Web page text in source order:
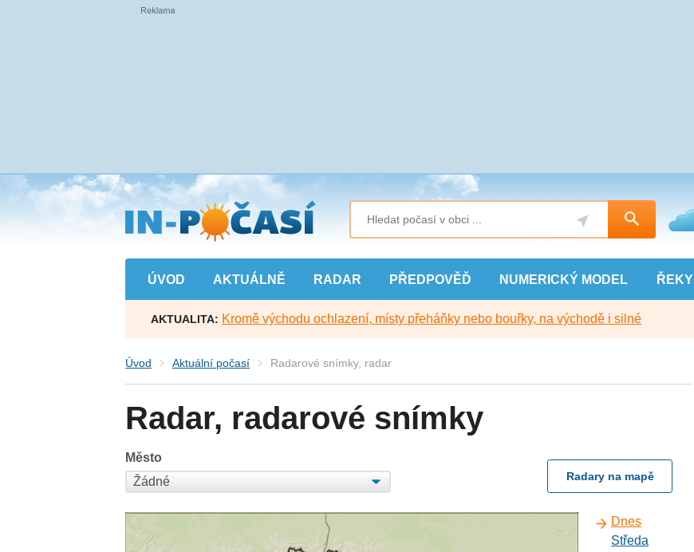
Přejít
na
hlavní
obsah
ÚVOD AKTUÁLNĚ RADAR PŘEDPOVĚĎ NUMERICKÝ MODEL ŘEKY
AKTUALITA: Kromě východu ochlazení, místy přeháňky nebo bouřky, na východě i silné
Úvod Aktuální počasí Radarové snímky, radar
Radar, radarové snímky
Město
Radary na mapě
Dnes
Středa